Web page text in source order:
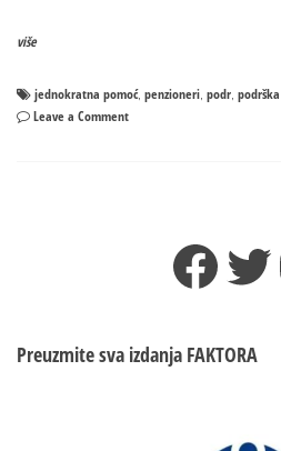
više
jednokratna pomoć, penzioneri, podr,
Leave a Commenton
Preuzmite sva izdanja FAKTORA